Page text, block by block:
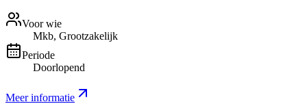
Voor wie
Mkb, Grootzakelijk
Periode
Doorlopend
Meer informatie